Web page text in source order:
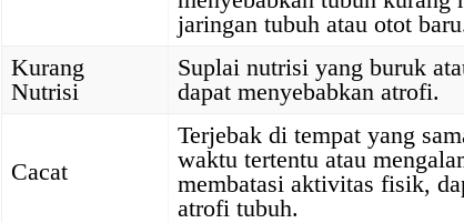
jaringan tubuh atau otot
Kurang
Nutrisi
Suplai nutrisi yang buruk
dapat menyebabkan atrofi.
Cacat
Terjebak di tempat yang
waktu tertentu atau
membatasi aktivitas fisik,
atrofi tubuh.